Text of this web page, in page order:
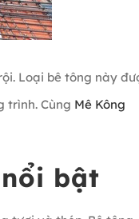
Loại bê tông này
trình. Cùng Mê Kông
bật